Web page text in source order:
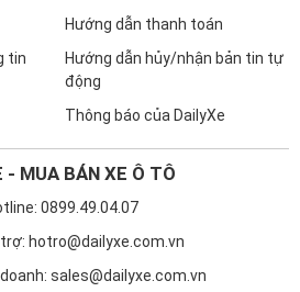
tin
Hướng dẫn thanh toán
Hướng dẫn hủy/nhận bản tin tự
động
Thông báo của DailyXe
- MUA BÁN XE Ô TÔ
0899.49.04.07
hotro@dailyxe.com.vn
sales@dailyxe.com.vn